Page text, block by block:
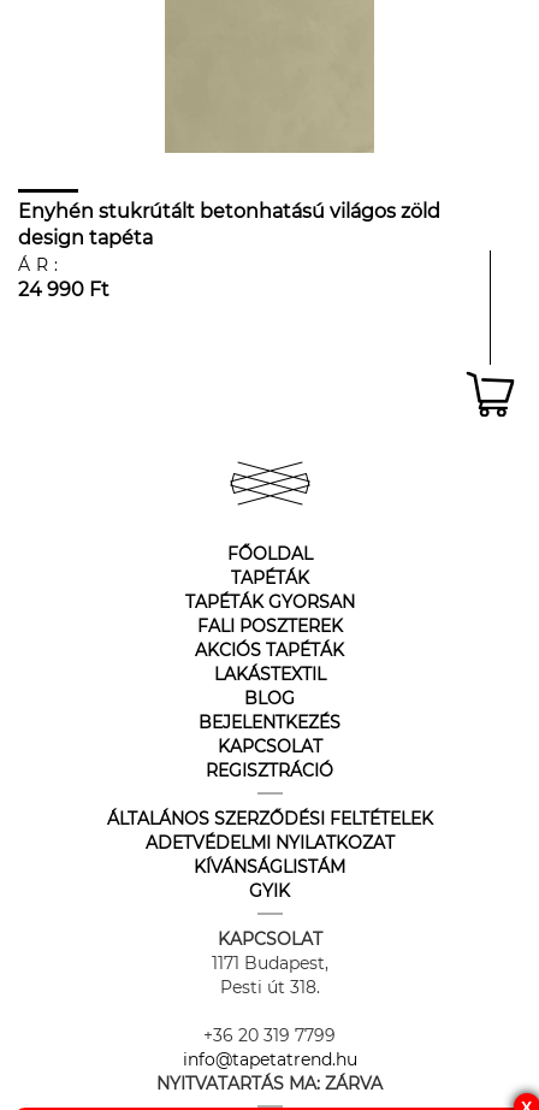
Enyhén stukrútált betonhatású világos zöld
design tapéta
ÁR:
24 990 Ft
FŐOLDAL
TAPÉTÁK
TAPÉTÁK GYORSAN
FALI POSZTEREK
AKCIÓS TAPÉTÁK
LAKÁSTEXTIL
BLOG
BEJELENTKEZÉS
KAPCSOLAT
REGISZTRÁCIÓ
ÁLTALÁNOS SZERZŐDÉSI FELTÉTELEK
ADETVÉDELMI NYILATKOZAT
KÍVÁNSÁGLISTÁM
GYIK
KAPCSOLAT
1171 Budapest,
Pesti út 318.
+36 20 319 7799
info@tapetatrend.hu
NYITVATARTÁS MA: ZÁRVA